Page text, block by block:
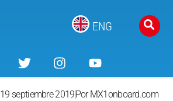
ENG
19 septiembre 2019 PorMX1onboard.com